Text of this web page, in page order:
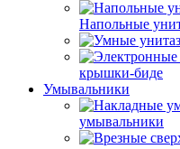
Напольные
крышки-биде
Умывальники
умывальники